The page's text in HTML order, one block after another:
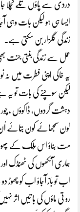
دردی سے پاؤں تلے کُچلا
ایسا ہی ہو لیکن بات
زندگی گلزار بن سکتی ہے۔
عمل سے زندگی بنتی جنت
یہ خاکی اپنی فطرت میں
لیکن سوچنے کی بات تو یہ
دہشت گردوں، ڈاکوؤں ،
کون سمجھائے کون بتائے
مت بناؤ اس مُلک کے
ہماری آنکھوں کی ٹھنڈک
اب تو باز آجاؤ اب کو چھوڑ
رو تی ماؤں کی با تیں اثر